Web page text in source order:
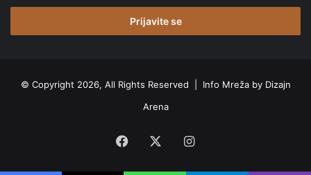
adresu
© Copyright 2026, All Rights Reserved | Info Mreža by Dizajn
Arena
Facebook Instagram